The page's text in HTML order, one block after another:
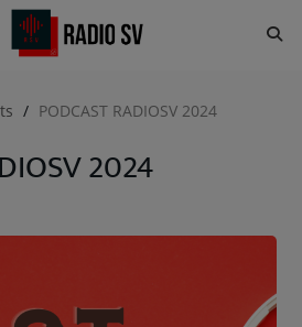
PODCAST RADIOSV 2024
2024